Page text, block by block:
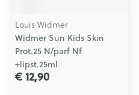
Louis Widmer
Widmer Sun Kids Skin
Prot.25 N/parf Nf
+lipst.25ml
€ 12,90